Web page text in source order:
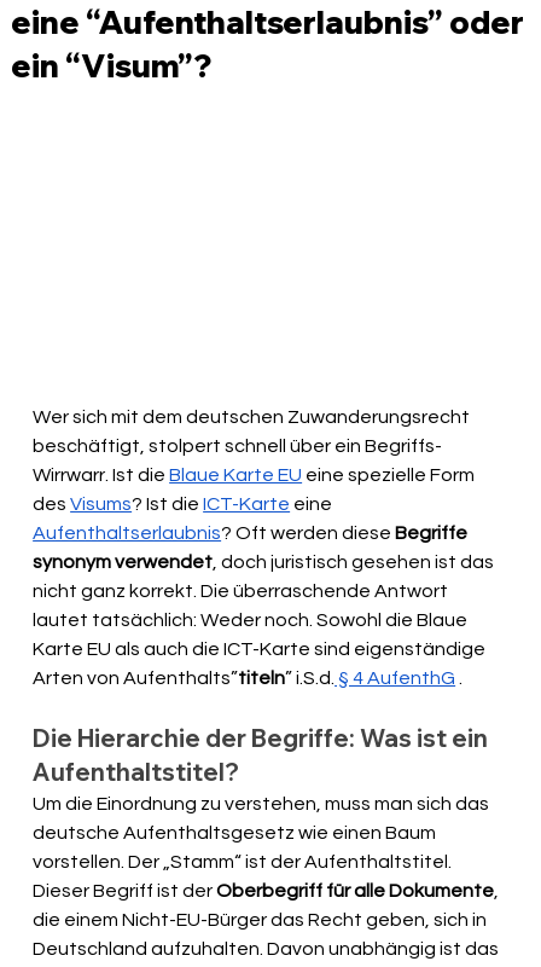
eine “Aufenthaltserlaubnis” oder
ein “Visum”?
Wer sich mit dem deutschen Zuwanderungsrecht
beschäftigt, stolpert schnell über ein Begriffs-
Wirrwarr. Ist die Blaue Karte EU eine spezielle Form
des Visums? Ist die ICT-Karte eine
Aufenthaltserlaubnis? Oft werden diese Begriffe
synonym verwendet , doch juristisch gesehen ist das
nicht ganz korrekt. Die überraschende Antwort
lautet tatsächlich: Weder noch. Sowohl die Blaue
Karte EU als auch die ICT-Karte sind eigenständige
Arten von Aufenthalts”titeln” i.S.d. § 4 AufenthG
Die Hierarchie der Begriffe: Was ist ein
Aufenthaltstitel?
Um die Einordnung zu verstehen, muss man sich das
deutsche Aufenthaltsgesetz wie einen Baum
vorstellen. Der „Stamm“ ist der Aufenthaltstitel.
Dieser Begriff ist der Oberbegriff für alle Dokumente
die einem Nicht-EU-Bürger das Recht geben, sich in
Deutschland aufzuhalten. Davon unabhängig ist das